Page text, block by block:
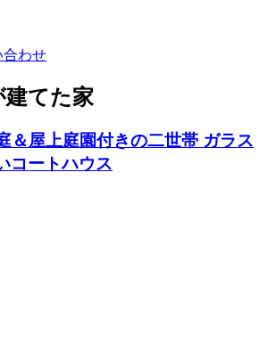
合わせ
建てた家
＆屋上庭園付きの二世帯 ガラス
コートハウス